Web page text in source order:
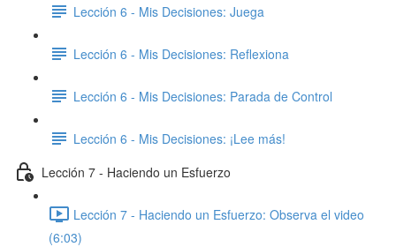
Lección 6 - Mis Decisiones: Juega
Lección 6 - Mis Decisiones: Reflexiona
Lección 6 - Mis Decisiones: Parada de Control
Lección 6 - Mis Decisiones: ¡Lee más!
Lección 7 - Haciendo un Esfuerzo
Lección 7 - Haciendo un Esfuerzo: Observa el video
(6:03)